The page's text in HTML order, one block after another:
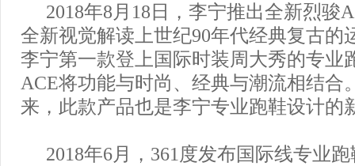
2018年8月18日，李宁推出全新烈骏
全新视觉解读上世纪90年代经典复古的
李宁第一款登上国际时装周大秀的专业
ACE将功能与时尚、经典与潮流相结合
来，此款产品也是李宁专业跑鞋设计的
2018年6月，361度发布国际线专业